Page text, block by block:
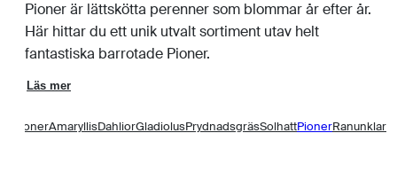
Pioner är lättskötta perenner som blommar år efter år.
Här hittar du ett unik utvalt sortiment utav helt
fantastiska barrotade Pioner.
Läs mer
AmaryllisDahliorGladiolusPrydnadsgräsSolhattPionerRanunklar